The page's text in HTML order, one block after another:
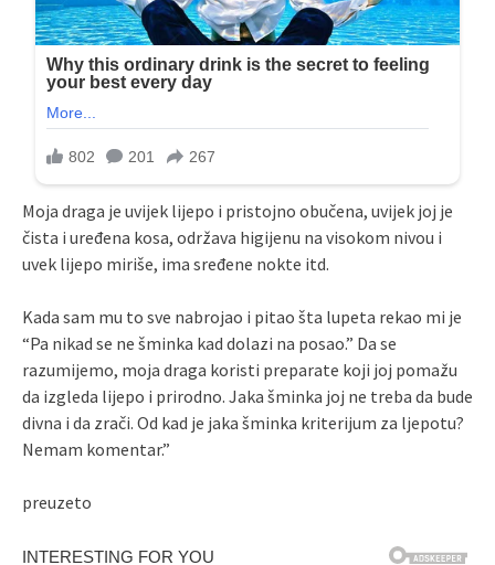
Moja draga je uvijek lijepo i pristojno obučena, uvijek joj je
čista i uređena kosa, održava higijenu na visokom nivou i
uvek lijepo miriše, ima sređene nokte itd.
Kada sam mu to sve nabrojao i pitao šta lupeta rekao mi je
“Pa nikad se ne šminka kad dolazi na posao.” Da se
razumijemo, moja draga koristi preparate koji joj pomažu
da izgleda lijepo i prirodno. Jaka šminka joj ne treba da bude
divna i da zrači. Od kad je jaka šminka kriterijum za ljepotu?
Nemam komentar.”
preuzeto